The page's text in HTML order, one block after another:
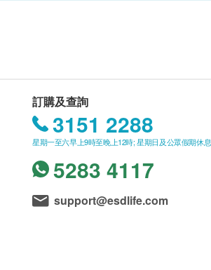
訂購及查詢
3151 2288
星期一至六早上9時至晚上12時; 星期日及公眾假期休息
5283 4117
support@esdlife.com